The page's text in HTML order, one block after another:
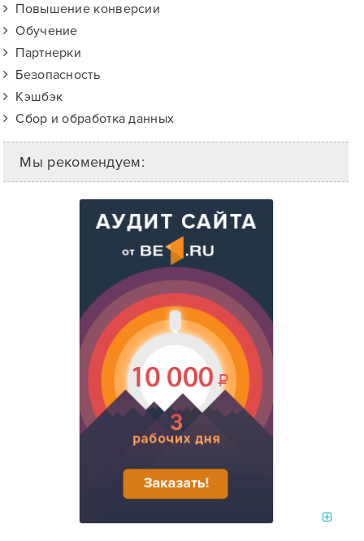
Повышение конверсии
Обучение
Партнерки
Безопасность
Кэшбэк
Сбор и обработка данных
Мы рекомендуем: